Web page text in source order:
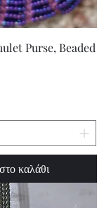
Purse, Beaded
καλάθι